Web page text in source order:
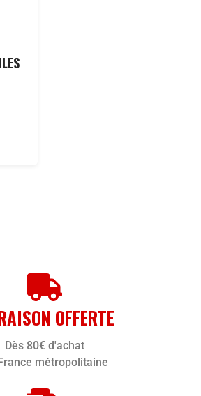
OFFERTE
Dès 80€ d'achat
métropolitaine